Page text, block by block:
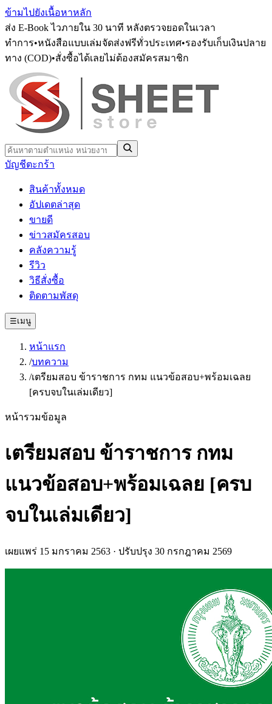
ข้ามไปยังเนื้อหาหลัก
ส่ง E-Book ไวภายใน 30 นาที หลังตรวจยอดในเวลา
ทำการ•หนังสือแบบเล่มจัดส่งฟรีทั่วประเทศ•รองรับเก็บเงินปลาย
ทาง (COD)•สั่งซื้อได้เลยไม่ต้องสมัครสมาชิก
บัญชีตะกร้า
สินค้าทั้งหมด
อัปเดตล่าสุด
ขายดี
ข่าวสมัครสอบ
คลังความรู้
รีวิว
วิธีสั่งซื้อ
ติดตามพัสดุ
☰เมนู
หน้าแรก
/บทความ
/เตรียมสอบ ข้าราชการ กทม แนวข้อสอบ+พร้อมเฉลย
[ครบจบในเล่มเดียว]
หน้ารวมข้อมูล
เตรียมสอบ ข้าราชการ กทม
แนวข้อสอบ+พร้อมเฉลย [ครบ
จบในเล่มเดียว]
เผยแพร่ 15 มกราคม 2563 · ปรับปรุง 30 กรกฎาคม 2569